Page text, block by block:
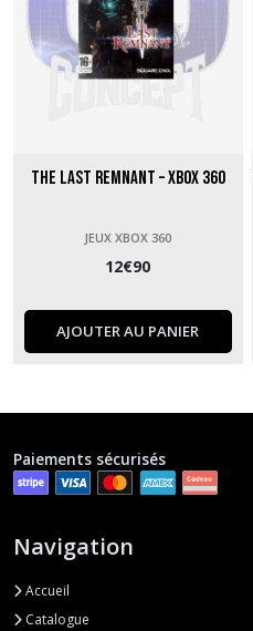
The Last Remnant – Xbox 360
JEUX XBOX 360
12€90
AJOUTER AU PANIER
Paiements sécurisés
Navigation
Accueil
Catalogue